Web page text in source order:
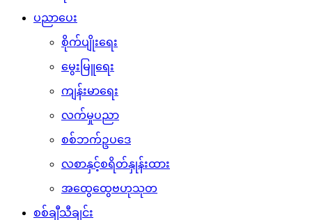
ပညာပေး
စိုက်ပျိုးရေး
မွေးမြူရေး
ကျန်းမာရေး
လက်မှုပညာ
စစ်ဘက်ဥပဒေ
လစာနှင့်စရိတ်နှုန်းထား
အထွေထွေဗဟုသုတ
စစ်ချီသီချင်း